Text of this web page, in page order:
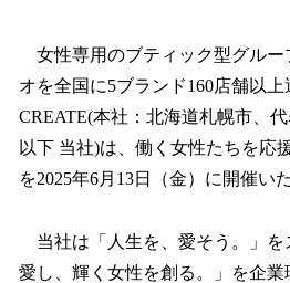
！
数
を
読
み
込
で
す
女性専用のブティック型グルー
オを全国に5ブランド160店舗以
CREATE(本社：北海道札幌市、
以下 当社)は、働く女性たちを応
を2025年6月13日（金）に開催い
当社は「人生を、愛そう。」を
愛し、輝く女性を創る。」を企